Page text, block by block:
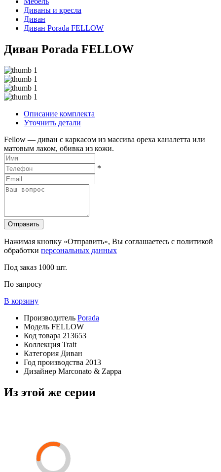
Диваны и кресла
Диван
Диван Porada FELLOW
Диван Porada FELLOW
Описание комплекта
Уточнить детали
Fellow — диван с каркасом из массива ореха каналетта или
матовым лаком, обивка из кожи.
*
Отправить
Нажимая кнопку «Отправить», Вы соглашаетесь с политикой
обработки персональных данных
Под заказ 1000 шт.
По запросу
В корзину
Производитель Porada
Модель FELLOW
Код товара 213653
Коллекция Trait
Категория Диван
Год производства 2013
Дизайнер Marconato & Zappa
Из этой же серии